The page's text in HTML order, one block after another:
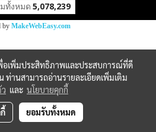
ทั้งหมด 5,078,239
by MakeWebEasy.com
อเพิ่มประสิทธิภาพและประสบการณ์ที่ดี
ท่านสามารถอ่านรายละเอียดเพิ่มเติม
และ นโยบายคุกกี้
ยอมรับทั้งหมด